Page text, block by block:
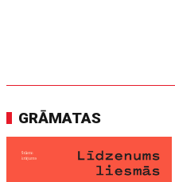
GRĀMATAS